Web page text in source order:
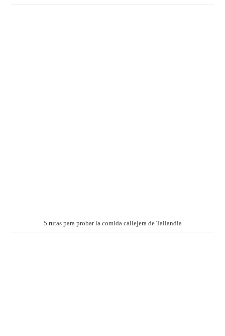
5 rutas para probar la comida callejera de Tailandia